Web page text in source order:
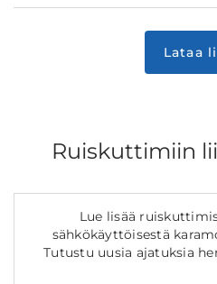
Ruiskuttimiin
Lue lisää
sähkökäyttöisestä
Tutustu uusia ajatuksia